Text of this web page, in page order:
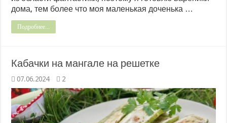
дома, тем более что моя маленькая доченька …
Подробнее...
Кабачки на мангале на решетке
07.06.2024 2